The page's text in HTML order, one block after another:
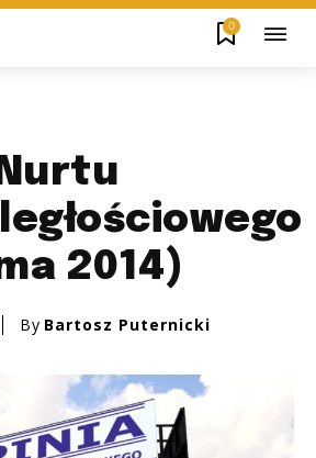
0
2014)
By Bartosz Puternicki